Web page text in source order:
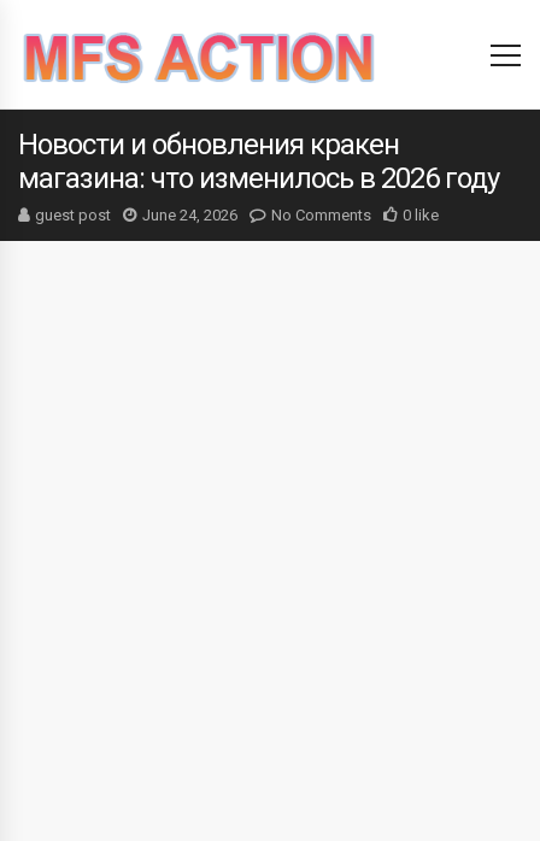
Новости и обновления кракен
магазина: что изменилось в 2026 году
guest post June 24, 2026 No Comments 0 like